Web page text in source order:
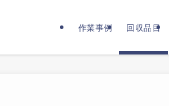
作業事例 回収品目